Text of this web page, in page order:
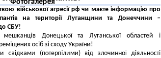
Фотогалерея
військової агресії рф чи маєте інформацію про
на території Луганщини та Донеччини –
СБУ!
Донецької та Луганської областей і
осіб зі сходу України!
(потерпілими) від злочинної діяльності